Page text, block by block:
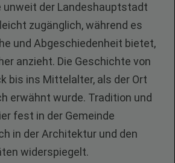
unweit der Landeshauptstadt
zugänglich, während es
und Abgeschiedenheit bietet,
anzieht. Die Geschichte von
bis ins Mittelalter, als der Ort
erwähnt wurde. Tradition und
fest in der Gemeinde
in der Architektur und den
widerspiegelt.